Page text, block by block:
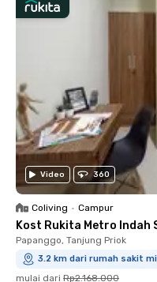
Video 360
Coliving • Campur
Kost Rukita Metro Indah
Papanggo, Tanjung Priok
3.2 km dari rumah sakit
mulai dari Rp2.168.000